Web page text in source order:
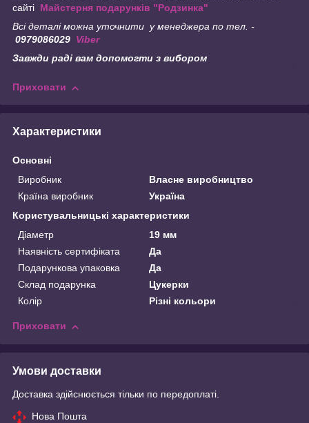
сайті Майстерня подарунків "Родзинка"
Всі деталі можна уточнити у менеджера по тел. -
0979086029 Viber
Завжди раді вам допомогти з вибором
Приховати
Характеристики
Основні
Виробник
Власне виробництво
Країна виробник
Україна
Користувальницькі характеристики
Діаметр
19 мм
Наявність сертифіката
Да
Подарункова упаковка
Да
Склад подарунка
Цукерки
Колір
Різні кольори
Приховати
Умови доставки
Доставка здійснюється тільки по передоплаті.
Нова Пошта